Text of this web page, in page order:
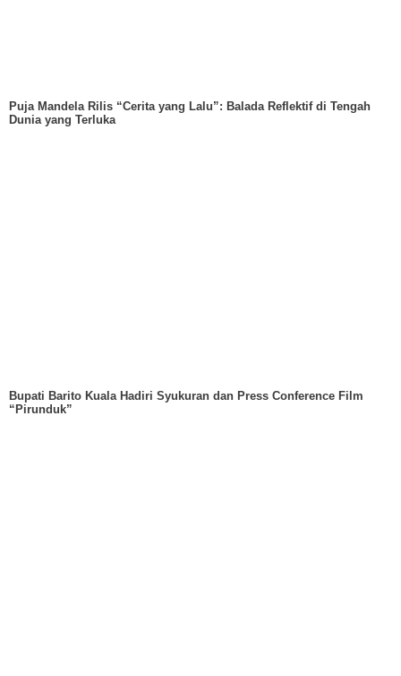
Puja Mandela Rilis “Cerita yang Lalu”: Balada Reflektif di Tengah
Dunia yang Terluka
Bupati Barito Kuala Hadiri Syukuran dan Press Conference Film
“Pirunduk”